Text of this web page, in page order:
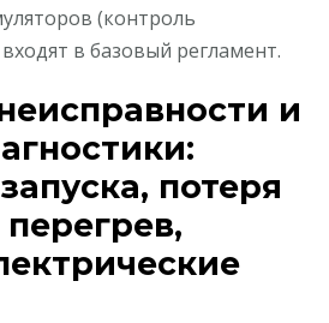
(контроль
в базовый регламент.
и
потеря